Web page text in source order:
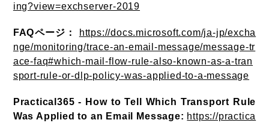
ing?view=exchserver-2019
FAQページ：
https://docs.microsoft.com/ja-jp/excha
nge/monitoring/trace-an-email-message/message-tr
ace-faq#which-mail-flow-rule-also-known-as-a-tran
sport-rule-or-dlp-policy-was-applied-to-a-message
Practical365 - How to Tell Which Transport Rule
Was Applied to an Email Message: https://practica